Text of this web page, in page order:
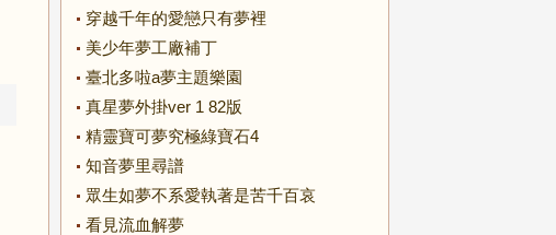
穿越千年的愛戀只有夢裡
美少年夢工廠補丁
臺北多啦a夢主題樂園
真星夢外掛ver 1 82版
精靈寶可夢究極綠寶石4
知音夢里尋譜
眾生如夢不系愛執著是苦千百哀
看見流血解夢